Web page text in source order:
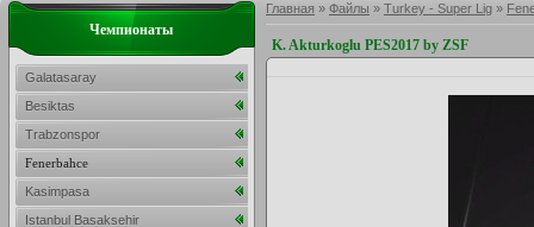
Главная » Файлы » Turkey - Super Lig »
K. Akturkoglu PES2017 by ZSF
Чемпионаты
Galatasaray
Besiktas
Trabzonspor
Fenerbahce
Kasimpasa
Istanbul Basaksehir